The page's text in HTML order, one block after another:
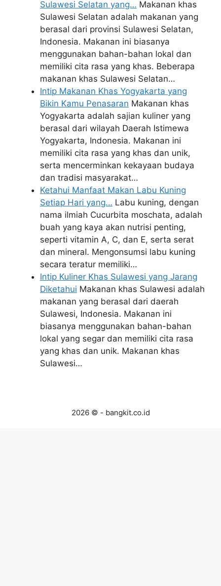
Sulawesi Selatan yang… Makanan khas
Sulawesi Selatan adalah makanan yang
berasal dari provinsi Sulawesi Selatan,
Indonesia. Makanan ini biasanya
menggunakan bahan-bahan lokal dan
memiliki cita rasa yang khas. Beberapa
makanan khas Sulawesi Selatan…
Intip Makanan Khas Yogyakarta yang
Bikin Kamu Penasaran Makanan khas
Yogyakarta adalah sajian kuliner yang
berasal dari wilayah Daerah Istimewa
Yogyakarta, Indonesia. Makanan ini
memiliki cita rasa yang khas dan unik,
serta mencerminkan kekayaan budaya
dan tradisi masyarakat…
Ketahui Manfaat Makan Labu Kuning
Setiap Hari yang… Labu kuning, dengan
nama ilmiah Cucurbita moschata, adalah
buah yang kaya akan nutrisi penting,
seperti vitamin A, C, dan E, serta serat
dan mineral. Mengonsumsi labu kuning
secara teratur memiliki…
Intip Kuliner Khas Sulawesi yang Jarang
Diketahui Makanan khas Sulawesi adalah
makanan yang berasal dari daerah
Sulawesi, Indonesia. Makanan ini
biasanya menggunakan bahan-bahan
lokal yang segar dan memiliki cita rasa
yang khas dan unik. Makanan khas
Sulawesi…
2026 © - bangkit.co.id